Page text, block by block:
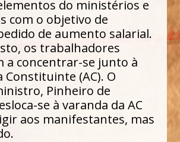
do ministérios e
com o objetivo de
de aumento salarial.
os trabalhadores
a concentrar-se junto à
Constituinte (AC). O
Pinheiro de
se à varanda da AC
aos manifestantes, mas